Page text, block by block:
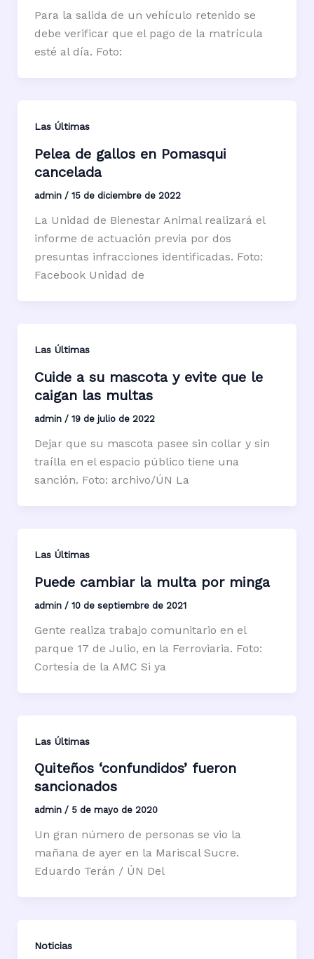
Para la salida de un vehículo retenido se
debe verificar que el pago de la matrícula
esté al día. Foto:
Las Últimas
Pelea de gallos en Pomasqui
cancelada
admin / 15 de diciembre de 2022
La Unidad de Bienestar Animal realizará el
informe de actuación previa por dos
presuntas infracciones identificadas. Foto:
Facebook Unidad de
Las Últimas
Cuide a su mascota y evite que le
caigan las multas
admin / 19 de julio de 2022
Dejar que su mascota pasee sin collar y sin
traílla en el espacio público tiene una
sanción. Foto: archivo/ÚN La
Las Últimas
Puede cambiar la multa por minga
admin / 10 de septiembre de 2021
Gente realiza trabajo comunitario en el
parque 17 de Julio, en la Ferroviaria. Foto:
Cortesía de la AMC Si ya
Las Últimas
Quiteños ‘confundidos’ fueron
sancionados
admin / 5 de mayo de 2020
Un gran número de personas se vio la
mañana de ayer en la Mariscal Sucre.
Eduardo Terán / ÚN Del
Noticias